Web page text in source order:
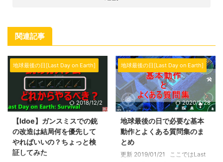
関連記事
地球最後の日[Last Day on Earth]
2018/12/2
【ldoe】ガンスミスでの銃
の改造は結局何を優先して
やればいいの？ちょっと検
証してみた
地球最後の日[Last Day on Earth]
2020/5/28
地球最後の日で必要な基本
動作とよくある質問集のま
とめ
更新 2019/01/21 ここではLast